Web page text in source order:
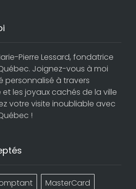
Pierre Lessard, fondatrice
Joignez-vous à moi
personnalisé à travers
et les joyaux cachés de la ville
votre visite inoubliable avec
!
MasterCard